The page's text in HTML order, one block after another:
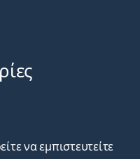
να εμπιστευτείτε